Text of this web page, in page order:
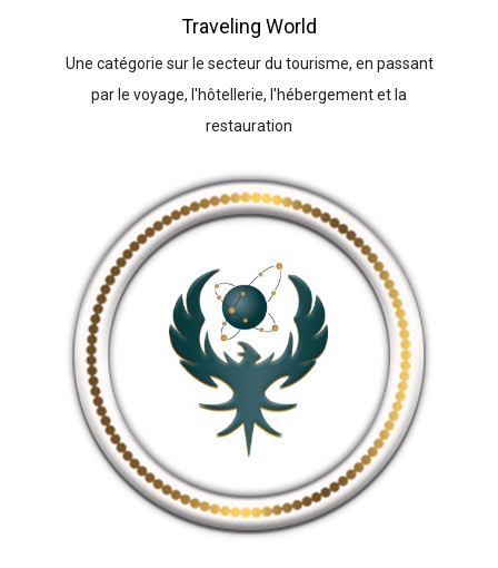
Traveling World
Une catégorie sur le secteur du tourisme, en passant
par le voyage, l'hôtellerie, l'hébergement et la
restauration